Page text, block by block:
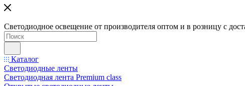
Светодиодное освещение от производителя оптом и в розницу с
Каталог
Светодиодные ленты
Светодиодная лента Premium class